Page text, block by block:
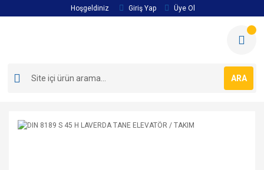
Hoşgeldiniz Giriş Yap Üye Ol
ARA